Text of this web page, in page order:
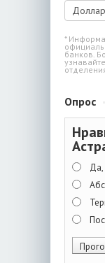
*
банков.
Опрос
Да,